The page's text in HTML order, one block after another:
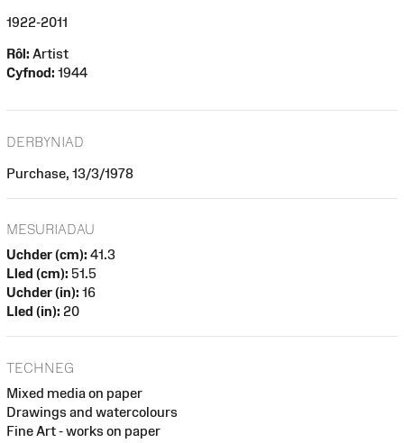
1922-2011
Rôl: Artist
Cyfnod: 1944
DERBYNIAD
Purchase, 13/3/1978
MESURIADAU
Uchder (cm): 41.3
Lled (cm): 51.5
Uchder (in): 16
Lled (in): 20
TECHNEG
Mixed media on paper
Drawings and watercolours
Fine Art - works on paper